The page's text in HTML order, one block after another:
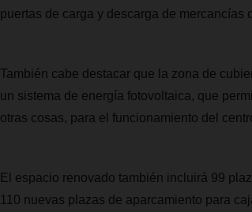
puertas de carga y descarga de
También cabe destacar que la zona de
un sistema de energía fotovoltaica, que
otras cosas, para el funcionamiento del
El espacio renovado también incluirá 99
110 nuevas plazas de aparcamiento para